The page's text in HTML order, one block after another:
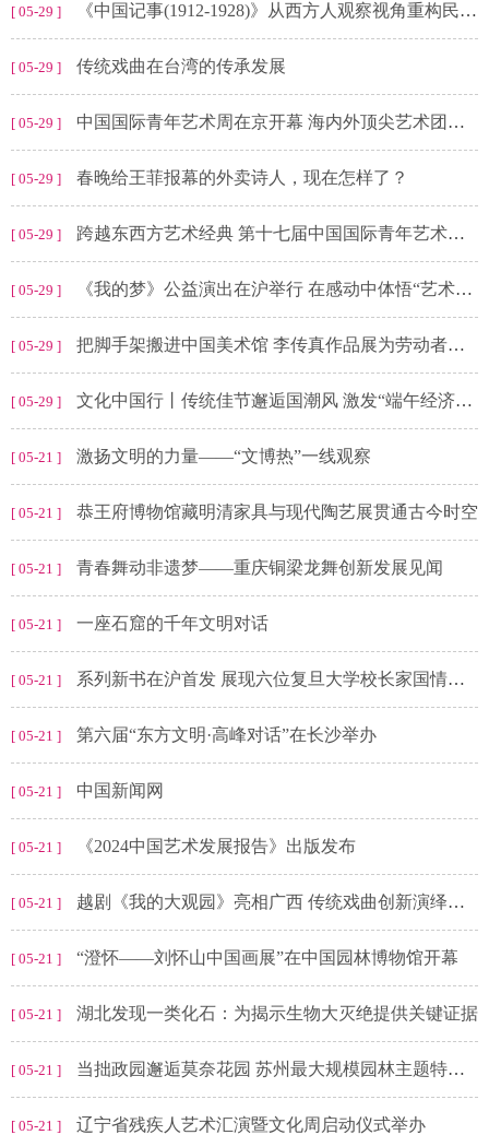
[ 05-29 ] 《中国记事(1912-1928)》从西方人观察视角重构民国初年社会
[ 05-29 ] 传统戏曲在台湾的传承发展
[ 05-29 ] 中国国际青年艺术周在京开幕 海内外顶尖艺术团体精彩演出
[ 05-29 ] 春晚给王菲报幕的外卖诗人，现在怎样了？
[ 05-29 ] 跨越东西方艺术经典 第十七届中国国际青年艺术周亮相北京
[ 05-29 ] 《我的梦》公益演出在沪举行 在感动中体悟“艺术无障碍”
[ 05-29 ] 把脚手架搬进中国美术馆 李传真作品展为劳动者立传
[ 05-29 ] 文化中国行丨传统佳节邂逅国潮风 激发“端午经济”新活力
[ 05-21 ] 激扬文明的力量——“文博热”一线观察
[ 05-21 ] 恭王府博物馆藏明清家具与现代陶艺展贯通古今时空
[ 05-21 ] 青春舞动非遗梦——重庆铜梁龙舞创新发展见闻
[ 05-21 ] 一座石窟的千年文明对话
[ 05-21 ] 系列新书在沪首发 展现六位复旦大学校长家国情怀与智慧光芒
[ 05-21 ] 第六届“东方文明·高峰对话”在长沙举办
[ 05-21 ] 中国新闻网
[ 05-21 ] 《2024中国艺术发展报告》出版发布
[ 05-21 ] 越剧《我的大观园》亮相广西 传统戏曲创新演绎破圈吸睛
[ 05-21 ] “澄怀——刘怀山中国画展”在中国园林博物馆开幕
[ 05-21 ] 湖北发现一类化石：为揭示生物大灭绝提供关键证据
[ 05-21 ] 当拙政园邂逅莫奈花园 苏州最大规模园林主题特展即将亮相
[ 05-21 ] 辽宁省残疾人艺术汇演暨文化周启动仪式举办